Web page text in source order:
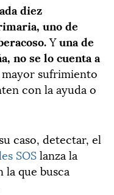
diez
uno de
Yuna de
no se lo cuenta a
sufrimiento
con la ayuda o
caso, detectar, el
SOSlanza la
la que busca